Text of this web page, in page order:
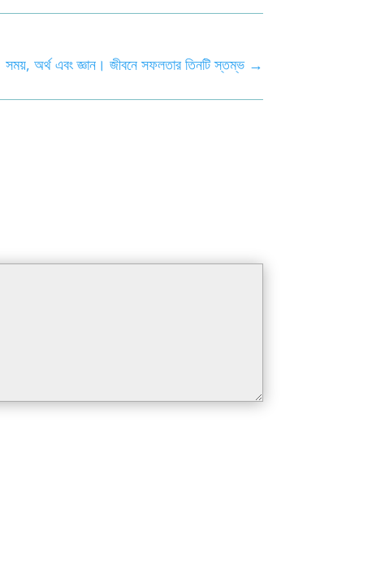
সময়, অর্থ এবং জ্ঞান। জীবনে সফলতার তিনটি স্তম্ভ→